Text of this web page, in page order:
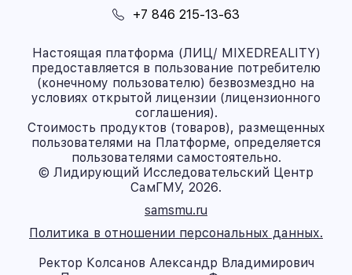
+7 846 215-13-63
Настоящая платформа (ЛИЦ/ MIXEDREALITY)
предоставляется в пользование потребителю
(конечному пользователю) безвозмездно на
условиях открытой лицензии (лицензионного
соглашения).
Стоимость продуктов (товаров), размещенных
пользователями на Платформе, определяется
пользователями самостоятельно.
© Лидирующий Исследовательский Центр
СамГМУ, 2026.
samsmu.ru
Политика в отношении персональных данных.
Ректор Колсанов Александр Владимирович